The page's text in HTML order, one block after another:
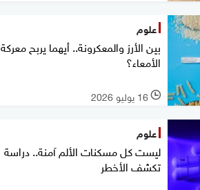
علوم
بين الأرز والمعكرونة.. أيهما يربح معركة
الأمعاء؟
l 16 يوليو 2026
علوم
ليست كل مسكنات الألم آمنة.. دراسة
تكشف الأخطر